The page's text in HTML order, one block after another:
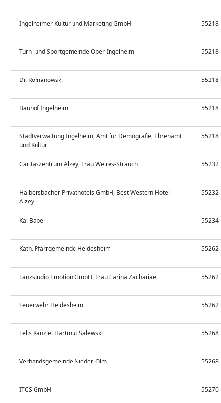
Ingelheimer Kultur und Marketing GmbH 55218
Turn- und Sportgemeinde Ober-Ingelheim 55218
Dr. Romanowski 55218
Bauhof Ingelheim 55218
Stadtverwaltung Ingelheim, Amt für Demografie, Ehrenamt
und Kultur
55218
Caritaszentrum Alzey, Frau Weires-Strauch 55232
Halbersbacher Privathotels GmbH, Best Western Hotel
Alzey
55232
Kai Babel 55234
Kath. Pfarrgemeinde Heidesheim 55262
Tanzstudio Emotion GmbH, Frau Carina Zachariae 55262
Feuerwehr Heidesheim 55262
Telis Kanzlei Hartmut Salewski 55268
Verbandsgemeinde Nieder-Olm 55268
ITCS GmbH 55270